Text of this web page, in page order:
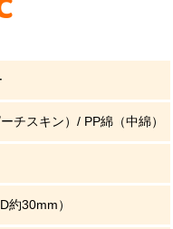
チスキン）/ PP綿（中綿）
約30mm）